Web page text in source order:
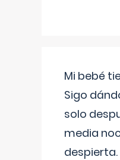
Mi bebé
Sigo
solo
media
despierta.